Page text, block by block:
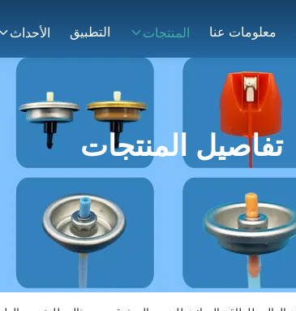
معلومات عنا المنتجات التطبيق الأحداث
تفاصيل المنتجات